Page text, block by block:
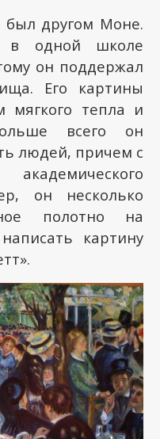
был другом Моне.
в одной школе
он поддержал
Его картины
мягкого тепла и
всего он
людей, причем с
он несколько
полотно на
картину